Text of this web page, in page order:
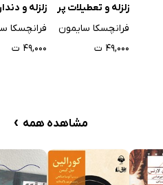
زلزله و تعطیلات پر
ماجرا
فرانچسکا سایمون
۴۹,۰۰۰ ت
زلزله و
فرانچسکا
۴۹,۰۰۰ ت
مشاهده همه ›